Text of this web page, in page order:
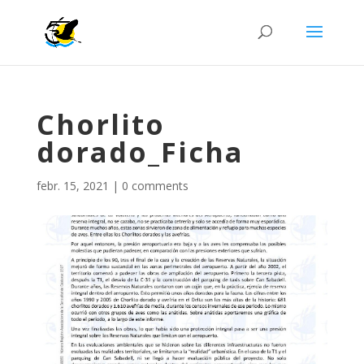
Chorlito
dorado_Ficha
febr. 15, 2021 | 0 comments